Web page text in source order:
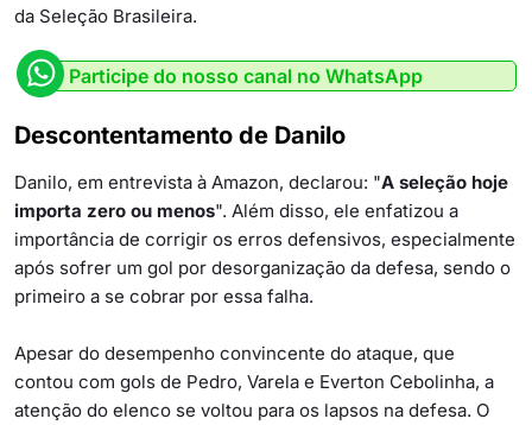
da Seleção Brasileira.
Participe do nosso canal no WhatsApp
Descontentamento de Danilo
Danilo, em entrevista à Amazon, declarou: "A seleção hoje
importa zero ou menos". Além disso, ele enfatizou a
importância de corrigir os erros defensivos, especialmente
após sofrer um gol por desorganização da defesa, sendo o
primeiro a se cobrar por essa falha.
Apesar do desempenho convincente do ataque, que
contou com gols de Pedro, Varela e Everton Cebolinha, a
atenção do elenco se voltou para os lapsos na defesa. O